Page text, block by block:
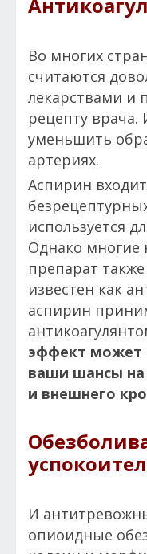
Во многих
считаются
лекарствами и
рецепту
уменьшить
артериях.
Аспирин
используется
Однако многие
препарат
известен как
аспирин
эффект может
ваши шансы на
и внешнего
И
опиоидные